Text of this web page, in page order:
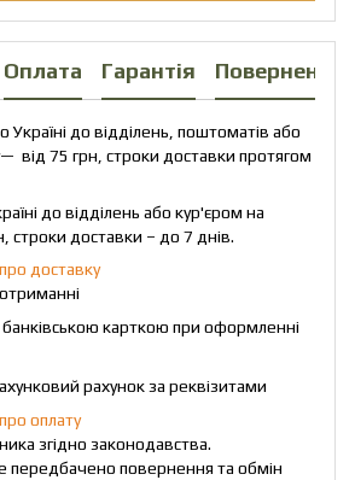
Оплата Гарантія Повернення
до відділень, поштоматів або
від 75 грн, строки доставки протягом
до відділень або кур'єром на
строки доставки – до 7 днів.
доставку
карткою при оформленні
рахунок за реквізитами
оплату
згідно законодавства.
передбачено повернення та обмін